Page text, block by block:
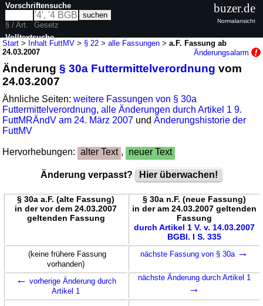
Start > Inhalt FuttMV > § 22 >alle Fassungen >a.F. Fassung ab
24.03.2007
Änderungsalarm
Änderung§ 30a Futtermittelverordnung vom
24.03.2007
Ähnliche Seiten:weitere Fassungen von § 30a
Futtermittelverordnung,alle Änderungen durch Artikel 1 9.
FuttMRÄndV am 24. März 2007 undÄnderungshistorie der
FuttMV
Hervorhebungen: alter Text , neuer Text
Änderung verpasst? Hier überwachen!
§ 30a a.F. (alte Fassung)
in der vor dem 24.03.2007
geltenden Fassung
§ 30a n.F. (neue Fassung)
in der am 24.03.2007 geltenden
Fassung
durch Artikel 1 V. v. 14.03.2007
BGBl. I S. 335
(keine frühere Fassung
vorhanden)
nächste Fassung von § 30a →
← vorherige Änderung durch
Artikel 1
nächste Änderung durch Artikel 1
→
Vorschriftensuche
§ / Art.
Gesetz
Volltextsuche
buzer.de
Normalansicht